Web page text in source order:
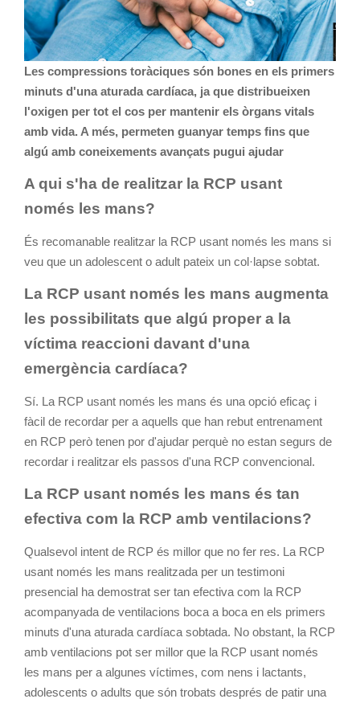
Les compressions toràciques són bones en els primers
minuts d'una aturada cardíaca, ja que distribueixen
l'oxigen per tot el cos per mantenir els òrgans vitals
amb vida. A més, permeten guanyar temps fins que
algú amb coneixements avançats pugui ajudar
A qui s'ha de realitzar la RCP usant
només les mans?
És recomanable realitzar la RCP usant només les mans si
veu que un adolescent o adult pateix un col·lapse sobtat.
La RCP usant només les mans augmenta
les possibilitats que algú proper a la
víctima reaccioni davant d'una
emergència cardíaca?
Sí. La RCP usant només les mans és una opció eficaç i
fàcil de recordar per a aquells que han rebut entrenament
en RCP però tenen por d'ajudar perquè no estan segurs de
recordar i realitzar els passos d'una RCP convencional.
La RCP usant només les mans és tan
efectiva com la RCP amb ventilacions?
Qualsevol intent de RCP és millor que no fer res. La RCP
usant només les mans realitzada per un testimoni
presencial ha demostrat ser tan efectiva com la RCP
acompanyada de ventilacions boca a boca en els primers
minuts d'una aturada cardíaca sobtada. No obstant, la RCP
amb ventilacions pot ser millor que la RCP usant només
les mans per a algunes víctimes, com nens i lactants,
adolescents o adults que són trobats després de patir una